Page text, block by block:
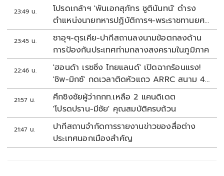
23:49 น.
โปรดเกล้าฯ 'พันเอกสุภัทร ชูตินันทน์' ดำรง
ตำแหน่งนายทหารปฏิบัติการฯ-พระราชทานยศ
'พลตรี'
23:45 น.
ซาอุฯ-ตุรเคีย-ปากีสถานลงนามข้อตกลงด้าน
การป้องกันประเทศท่ามกลางสงครามในภูมิภาค
22:46 น.
'ฮอนด้า เรซซิ่ง ไทยแลนด์' เปิดฉากร้อนแรง!
'ชิพ-มิกซ์' กดเวลาติดหัวแถว ARRC สนาม 4
ที่มัลดาลิกา
21:57 น.
ศึกชิงชัยผู้ว่ากกท.เหลือ 2 แคนดิเดต
'โปรดปราน-มีชัย' คุณสมบัติครบถ้วน
21:47 น.
ปากีสถานจำกัดการรายงานข่าวของสื่อต่าง
ประเทศนอกเมืองสำคัญ